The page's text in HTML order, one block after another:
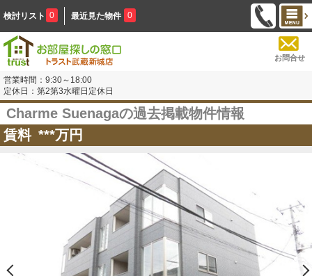
検討リスト 0 最近見た物件 0
お問合せ
営業時間：9:30～18:00
定休日：第2第3水曜日定休日
Charme Suenagaの過去掲載物件情報
賃料 ***万円